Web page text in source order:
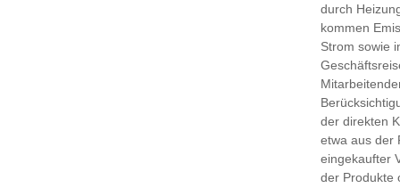
durch
kommen
Strom sowie
der direkten
etwa aus der
eingekaufter
der Produkte